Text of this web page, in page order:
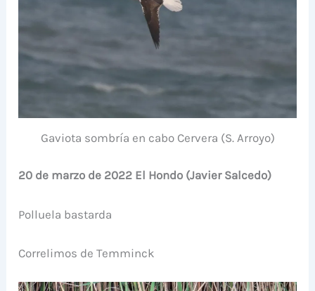
Gaviota sombría en cabo Cervera (S. Arroyo)
20 de marzo de 2022 El Hondo (Javier Salcedo)
Polluela bastarda
Correlimos de Temminck